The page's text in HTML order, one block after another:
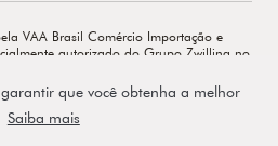
que você obtenha a melhor
Saiba mais
VAA Brasil Comércio Importação e
autorizado do Grupo Zwilling no
o conteúdo e comunicação deste site. ©
de Melo, 1855 - 14º - Vila Olímpia -
903 - São Paulo-SP.